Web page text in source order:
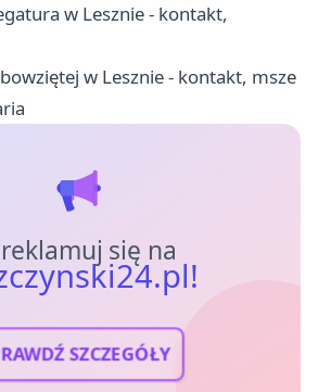
w Lesznie - kontakt,
w Lesznie - kontakt, msze
się na
SZCZEGÓŁY